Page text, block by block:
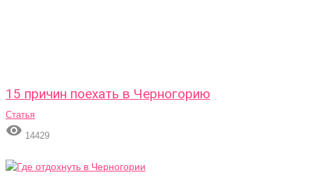
15 причин поехать в Черногорию
Статья
 14429